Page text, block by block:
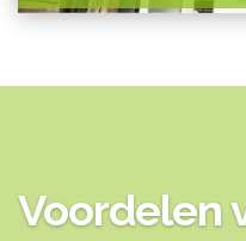
Voordelen